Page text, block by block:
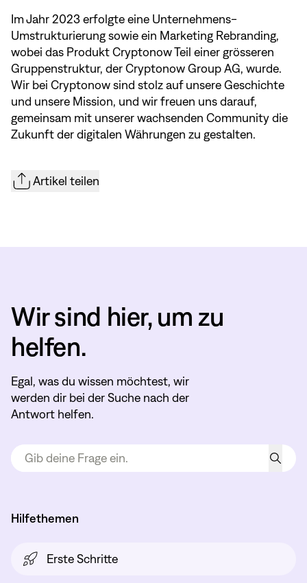
Im Jahr 2023 erfolgte eine Unternehmens-
Umstrukturierung sowie ein Marketing Rebranding,
wobei das Produkt Cryptonow Teil einer grösseren
Gruppenstruktur, der Cryptonow Group AG, wurde.
Wir bei Cryptonow sind stolz auf unsere Geschichte
und unsere Mission, und wir freuen uns darauf,
gemeinsam mit unserer wachsenden Community die
Zukunft der digitalen Währungen zu gestalten.
Artikel teilen
Wir sind hier, um zu
helfen.
Egal, was du wissen möchtest, wir
werden dir bei der Suche nach der
Antwort helfen.
Hilfethemen
Erste Schritte